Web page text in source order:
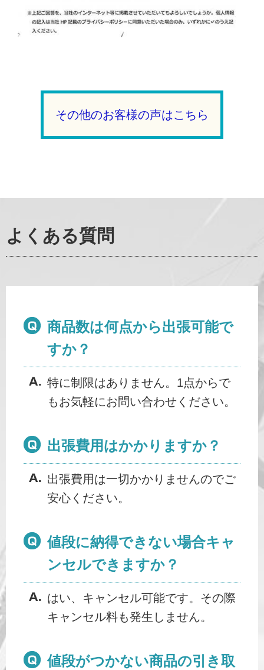
その他のお客様の声はこちら
よくある質問
商品数は何点から出張可能で
すか？
特に制限はありません。1点からで
もお気軽にお問い合わせください。
出張費用はかかりますか？
出張費用は一切かかりませんのでご
安心ください。
値段に納得できない場合キャ
ンセルできますか？
はい、キャンセル可能です。その際
キャンセル料も発生しません。
値段がつかない商品の引き取